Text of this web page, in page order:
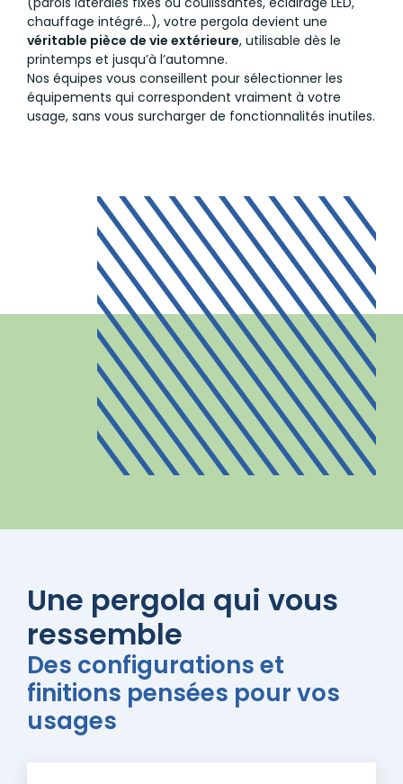
chauffage intégré…), votre pergola devient une
véritable pièce de vie extérieure, utilisable dès le
printemps et jusqu’à l’automne.
Nos équipes vous conseillent pour sélectionner les
équipements qui correspondent vraiment à votre
usage, sans vous surcharger de fonctionnalités inutiles.
Une pergola qui vous
ressemble
Des configurations et
finitions pensées pour vos
usages